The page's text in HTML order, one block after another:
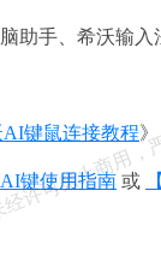
助手、希沃输入
键鼠连接教程》
AI键使用指南 或